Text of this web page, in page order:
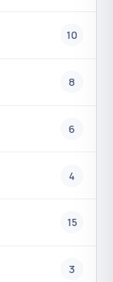
10
8
6
4
15
3